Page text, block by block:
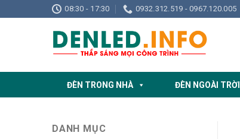
to
08:30 - 17:30 0932.312.519 - 0967.120.005
ĐÈN TRONG NHÀ ĐÈN NGOÀI TRỜI
DANH MỤC